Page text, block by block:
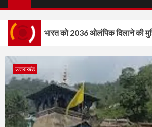
भारत को 2036 ओलंपिक दिलाने की मुहिम, संतों के
उत्तराखंड